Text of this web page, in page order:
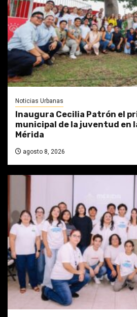
Noticias Urbanas
Inaugura Cecilia Patrón el
municipal de la juventud en
Mérida
agosto 8, 2026